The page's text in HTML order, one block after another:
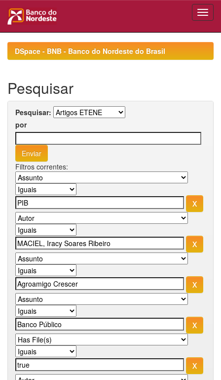
navigationDSpace - BNB - Banco do Nordeste do Brasil
Pesquisar
Pesquisar:
por
Filtros correntes: